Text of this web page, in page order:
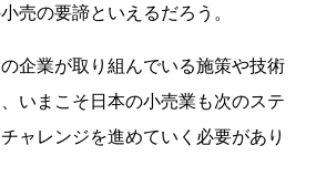
売の要諦といえるだろう。
企業が取り組んでいる施策や技術
いまこそ日本の小売業も次のステ
ャレンジを進めていく必要があり